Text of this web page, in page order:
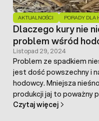
AKTUALNOŚCI PORADY DLA
Dlaczego kury nie
problem wśród
Listopad 29, 2024
Problem ze spadkiem
jest dość powszechny i
hodowcy. Mniejsza
produkcji jaj to poważny
każdy z hodowców
Czytaj więcej